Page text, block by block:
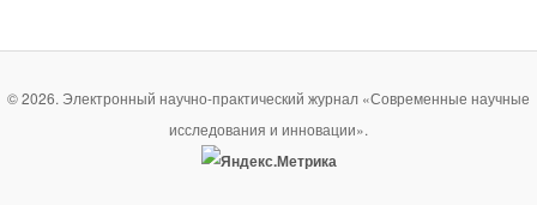
© 2026. Электронный научно-практический журнал «Современные научные
исследования и инновации».